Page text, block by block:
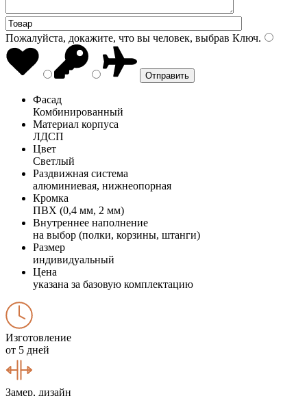
Пожалуйста, докажите, что вы человек, выбрав Ключ.
Фасад
Комбинированный
Материал корпуса
ЛДСП
Цвет
Светлый
Раздвижная система
алюминиевая, нижнеопорная
Кромка
ПВХ (0,4 мм, 2 мм)
Внутреннее наполнение
на выбор (полки, корзины, штанги)
Размер
индивидуальный
Цена
указана за базовую комплектацию
Изготовление
от 5 дней
Замер, дизайн